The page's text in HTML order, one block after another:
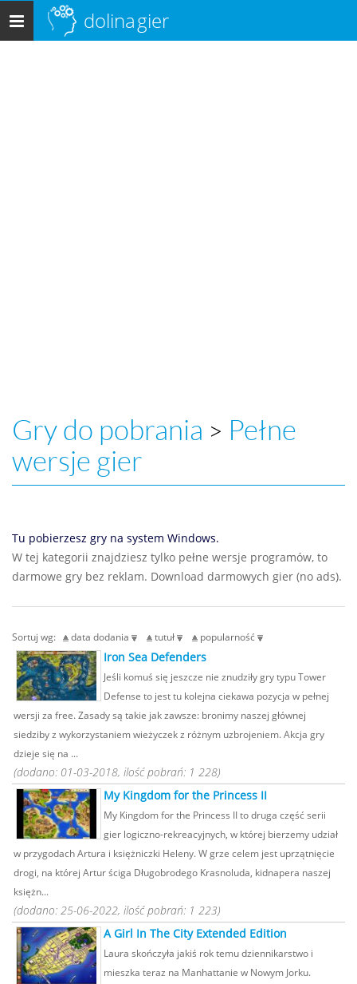
Menu
główne
dolinagier
Gry do pobrania > Pełne
wersje gier
Tu pobierzesz gry na system Windows.
W tej kategorii znajdziesz tylko pełne wersje programów, to
darmowe gry bez reklam. Download darmowych gier (no ads).
Sortuj wg: data dodania tutuł popularność
Iron Sea Defenders
Jeśli komuś się jeszcze nie znudziły gry typu Tower
Defense to jest tu kolejna ciekawa pozycja w pełnej
wersji za free. Zasady są takie jak zawsze: bronimy naszej głównej
siedziby z wykorzystaniem wieżyczek z różnym uzbrojeniem. Akcja gry
dzieje się na ...
(dodano: 01-03-2018, ilość pobrań: 1 228)
My Kingdom for the Princess II
My Kingdom for the Princess II to druga część serii
gier logiczno-rekreacyjnych, w której bierzemy udział
w przygodach Artura i księżniczki Heleny. W grze celem jest uprzątnięcie
drogi, na której Artur ściga Długobrodego Krasnoluda, kidnapera naszej
księżn...
(dodano: 25-06-2022, ilość pobrań: 1 223)
A Girl In The City Extended Edition
Laura skończyła jakiś rok temu dziennikarstwo i
mieszka teraz na Manhattanie w Nowym Jorku.